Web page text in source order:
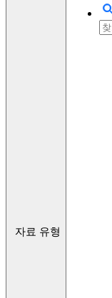
자료 유형